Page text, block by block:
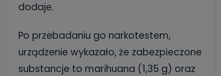
dodaje.
Po przebadaniu go narkotestem,
urządzenie wykazało, że zabezpieczone
substancje to marihuana (1,35 g) oraz